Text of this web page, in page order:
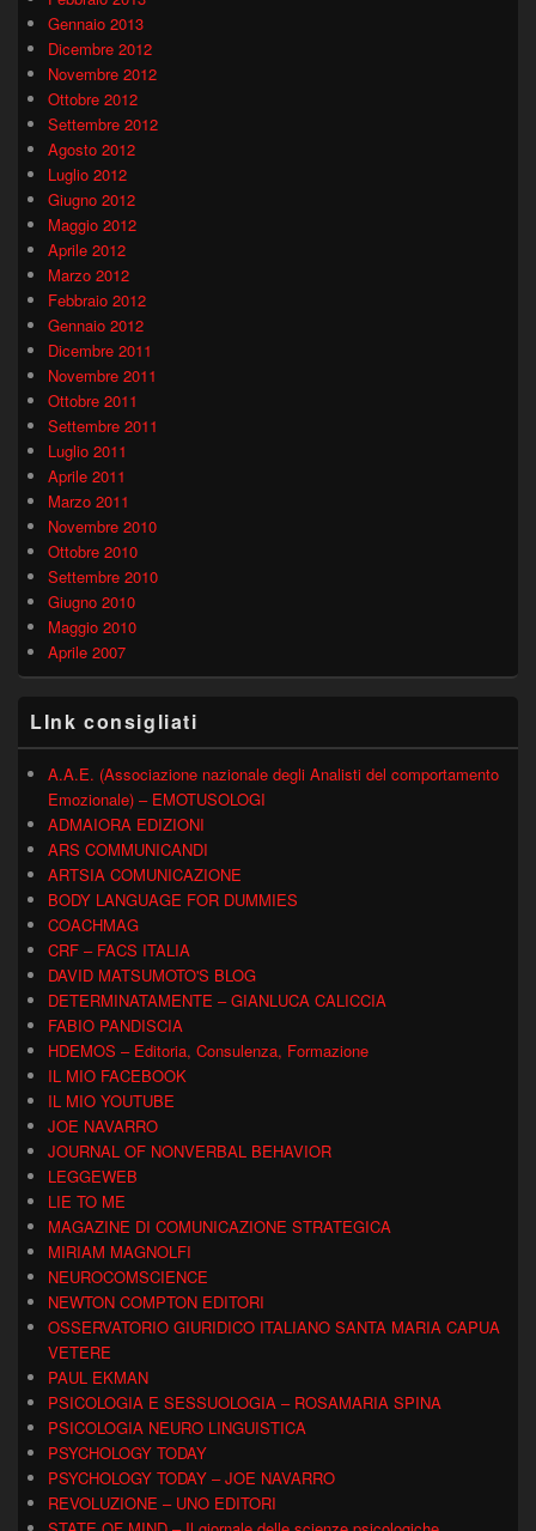
Gennaio 2013
Dicembre 2012
Novembre 2012
Ottobre 2012
Settembre 2012
Agosto 2012
Luglio 2012
Giugno 2012
Maggio 2012
Aprile 2012
Marzo 2012
Febbraio 2012
Gennaio 2012
Dicembre 2011
Novembre 2011
Ottobre 2011
Settembre 2011
Luglio 2011
Aprile 2011
Marzo 2011
Novembre 2010
Ottobre 2010
Settembre 2010
Giugno 2010
Maggio 2010
Aprile 2007
LInk consigliati
A.A.E. (Associazione nazionale degli Analisti del comportamento
Emozionale) – EMOTUSOLOGI
ADMAIORA EDIZIONI
ARS COMMUNICANDI
ARTSIA COMUNICAZIONE
BODY LANGUAGE FOR DUMMIES
COACHMAG
CRF – FACS ITALIA
DAVID MATSUMOTO'S BLOG
DETERMINATAMENTE – GIANLUCA CALICCIA
FABIO PANDISCIA
HDEMOS – Editoria, Consulenza, Formazione
IL MIO FACEBOOK
IL MIO YOUTUBE
JOE NAVARRO
JOURNAL OF NONVERBAL BEHAVIOR
LEGGEWEB
LIE TO ME
MAGAZINE DI COMUNICAZIONE STRATEGICA
MIRIAM MAGNOLFI
NEUROCOMSCIENCE
NEWTON COMPTON EDITORI
OSSERVATORIO GIURIDICO ITALIANO SANTA MARIA CAPUA
VETERE
PAUL EKMAN
PSICOLOGIA E SESSUOLOGIA – ROSAMARIA SPINA
PSICOLOGIA NEURO LINGUISTICA
PSYCHOLOGY TODAY
PSYCHOLOGY TODAY – JOE NAVARRO
REVOLUZIONE – UNO EDITORI